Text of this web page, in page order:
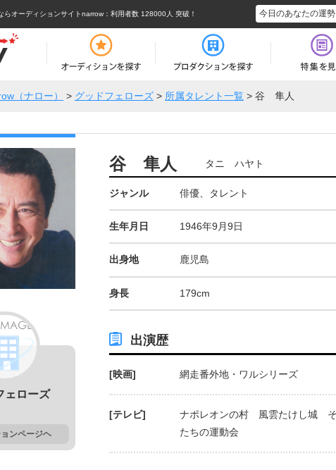
らオーディションサイトnarrow ：利用者数 128000人 突破！ 今日のあなたの運勢
（ナロー） > グッドフェローズ > 所属タレント一覧 > 谷 隼人
ェローズ
ンページヘ
谷 隼人 タニ ハヤト
ジャンル 俳優、タレント
生年月日 1946年9月9日
出身地 鹿児島
身長 179cm
出演歴
[映画] 網走番外地・ワルシリーズ
[テレビ]
ナポレオンの村 風雲たけし城
たちの運動会